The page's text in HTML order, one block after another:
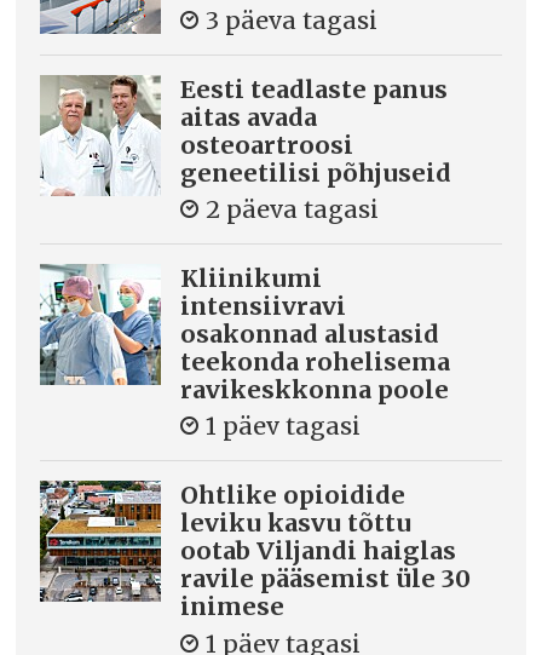
3 päeva tagasi
Eesti teadlaste panus
aitas avada
osteoartroosi
geneetilisi põhjuseid
2 päeva tagasi
Kliinikumi
intensiivravi
osakonnad alustasid
teekonda rohelisema
ravikeskkonna poole
1 päev tagasi
Ohtlike opioidide
leviku kasvu tõttu
ootab Viljandi haiglas
ravile pääsemist üle 30
inimese
1 päev tagasi